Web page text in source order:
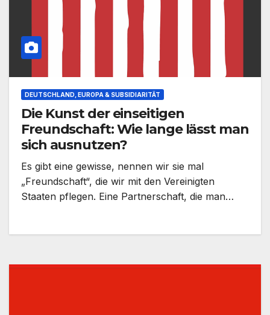
DEUTSCHLAND, EUROPA & SUBSIDIARITÄT
Die Kunst der einseitigen
Freundschaft: Wie lange lässt man
sich ausnutzen?
Es gibt eine gewisse, nennen wir sie mal
„Freundschaft“, die wir mit den Vereinigten
Staaten pflegen. Eine Partnerschaft, die man…